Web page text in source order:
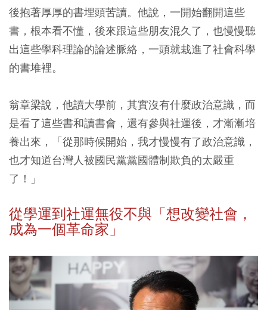
後抱著厚厚的書埋頭苦讀。他說，一開始翻開這些
書，根本看不懂，後來跟這些朋友混久了，也慢慢聽
出這些學科理論的論述脈絡，一頭就栽進了社會科學
的書堆裡。
翁章梁說，他讀大學前，其實沒有什麼政治意識，而
是看了這些書和讀書會，還有參與社運後，才漸漸培
養出來，「從那時候開始，我才慢慢有了政治意識，
也才知道台灣人被國民黨黨國體制欺負的太嚴重
了！」
從學運到社運無役不與「想改變社會，
成為一個革命家」